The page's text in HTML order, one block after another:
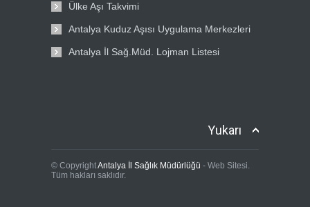
Ülke Aşı Takvimi
Antalya Kuduz Aşısı Uygulama Merkezleri
Antalya İl Sağ.Müd. Lojman Listesi
Yukarı
© CopyrightAntalya İl Sağlık Müdürlüğü - Web Sitesi.
Tüm hakları saklıdır.